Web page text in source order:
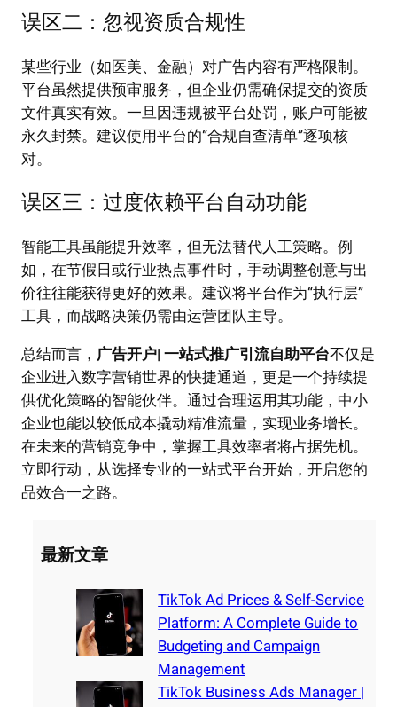
误区二：忽视资质合规性
某些行业（如医美、金融）对广告内容有严格限制。
平台虽然提供预审服务，但企业仍需确保提交的资质
文件真实有效。一旦因违规被平台处罚，账户可能被
永久封禁。建议使用平台的“合规自查清单”逐项核
对。
误区三：过度依赖平台自动功能
智能工具虽能提升效率，但无法替代人工策略。例
如，在节假日或行业热点事件时，手动调整创意与出
价往往能获得更好的效果。建议将平台作为“执行层”
工具，而战略决策仍需由运营团队主导。
总结而言， 广告开户| 一站式推广引流自助平台不仅是
企业进入数字营销世界的快捷通道，更是一个持续提
供优化策略的智能伙伴。通过合理运用其功能，中小
企业也能以较低成本撬动精准流量，实现业务增长。
在未来的营销竞争中，掌握工具效率者将占据先机。
立即行动，从选择专业的一站式平台开始，开启您的
品效合一之路。
最新文章
TikTok Ad Prices & Self-Service
Platform: A Complete Guide to
Budgeting and Campaign
Management
TikTok Business Ads Manager |